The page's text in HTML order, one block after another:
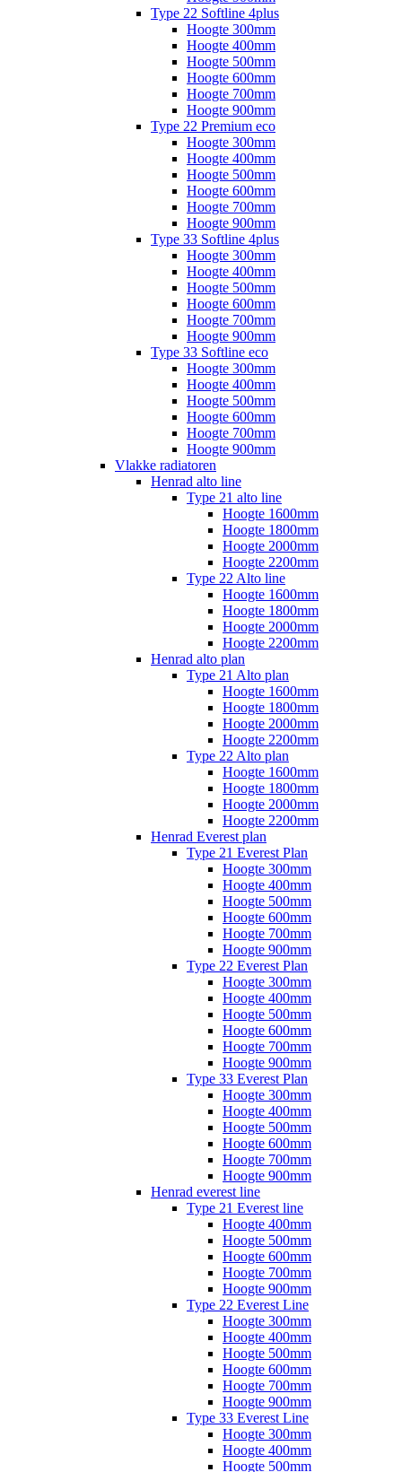
Type 22 Softline 4plus
Hoogte 300mm
Hoogte 400mm
Hoogte 500mm
Hoogte 600mm
Hoogte 700mm
Hoogte 900mm
Type 22 Premium eco
Hoogte 300mm
Hoogte 400mm
Hoogte 500mm
Hoogte 600mm
Hoogte 700mm
Hoogte 900mm
Type 33 Softline 4plus
Hoogte 300mm
Hoogte 400mm
Hoogte 500mm
Hoogte 600mm
Hoogte 700mm
Hoogte 900mm
Type 33 Softline eco
Hoogte 300mm
Hoogte 400mm
Hoogte 500mm
Hoogte 600mm
Hoogte 700mm
Hoogte 900mm
Vlakke radiatoren
Henrad alto line
Type 21 alto line
Hoogte 1600mm
Hoogte 1800mm
Hoogte 2000mm
Hoogte 2200mm
Type 22 Alto line
Hoogte 1600mm
Hoogte 1800mm
Hoogte 2000mm
Hoogte 2200mm
Henrad alto plan
Type 21 Alto plan
Hoogte 1600mm
Hoogte 1800mm
Hoogte 2000mm
Hoogte 2200mm
Type 22 Alto plan
Hoogte 1600mm
Hoogte 1800mm
Hoogte 2000mm
Hoogte 2200mm
Henrad Everest plan
Type 21 Everest Plan
Hoogte 300mm
Hoogte 400mm
Hoogte 500mm
Hoogte 600mm
Hoogte 700mm
Hoogte 900mm
Type 22 Everest Plan
Hoogte 300mm
Hoogte 400mm
Hoogte 500mm
Hoogte 600mm
Hoogte 700mm
Hoogte 900mm
Type 33 Everest Plan
Hoogte 300mm
Hoogte 400mm
Hoogte 500mm
Hoogte 600mm
Hoogte 700mm
Hoogte 900mm
Henrad everest line
Type 21 Everest line
Hoogte 400mm
Hoogte 500mm
Hoogte 600mm
Hoogte 700mm
Hoogte 900mm
Type 22 Everest Line
Hoogte 300mm
Hoogte 400mm
Hoogte 500mm
Hoogte 600mm
Hoogte 700mm
Hoogte 900mm
Type 33 Everest Line
Hoogte 300mm
Hoogte 400mm
Hoogte 500mm